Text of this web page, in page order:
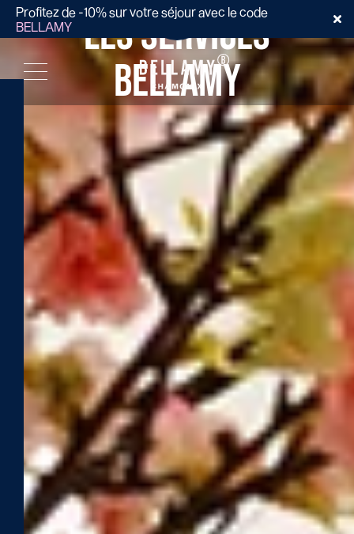
Profitez de -10% sur votre séjour avec le code
BELLAMY
Les services
Bellamy